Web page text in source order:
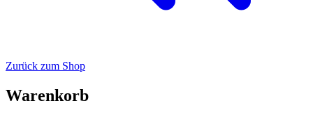
Zurück zum Shop
Warenkorb